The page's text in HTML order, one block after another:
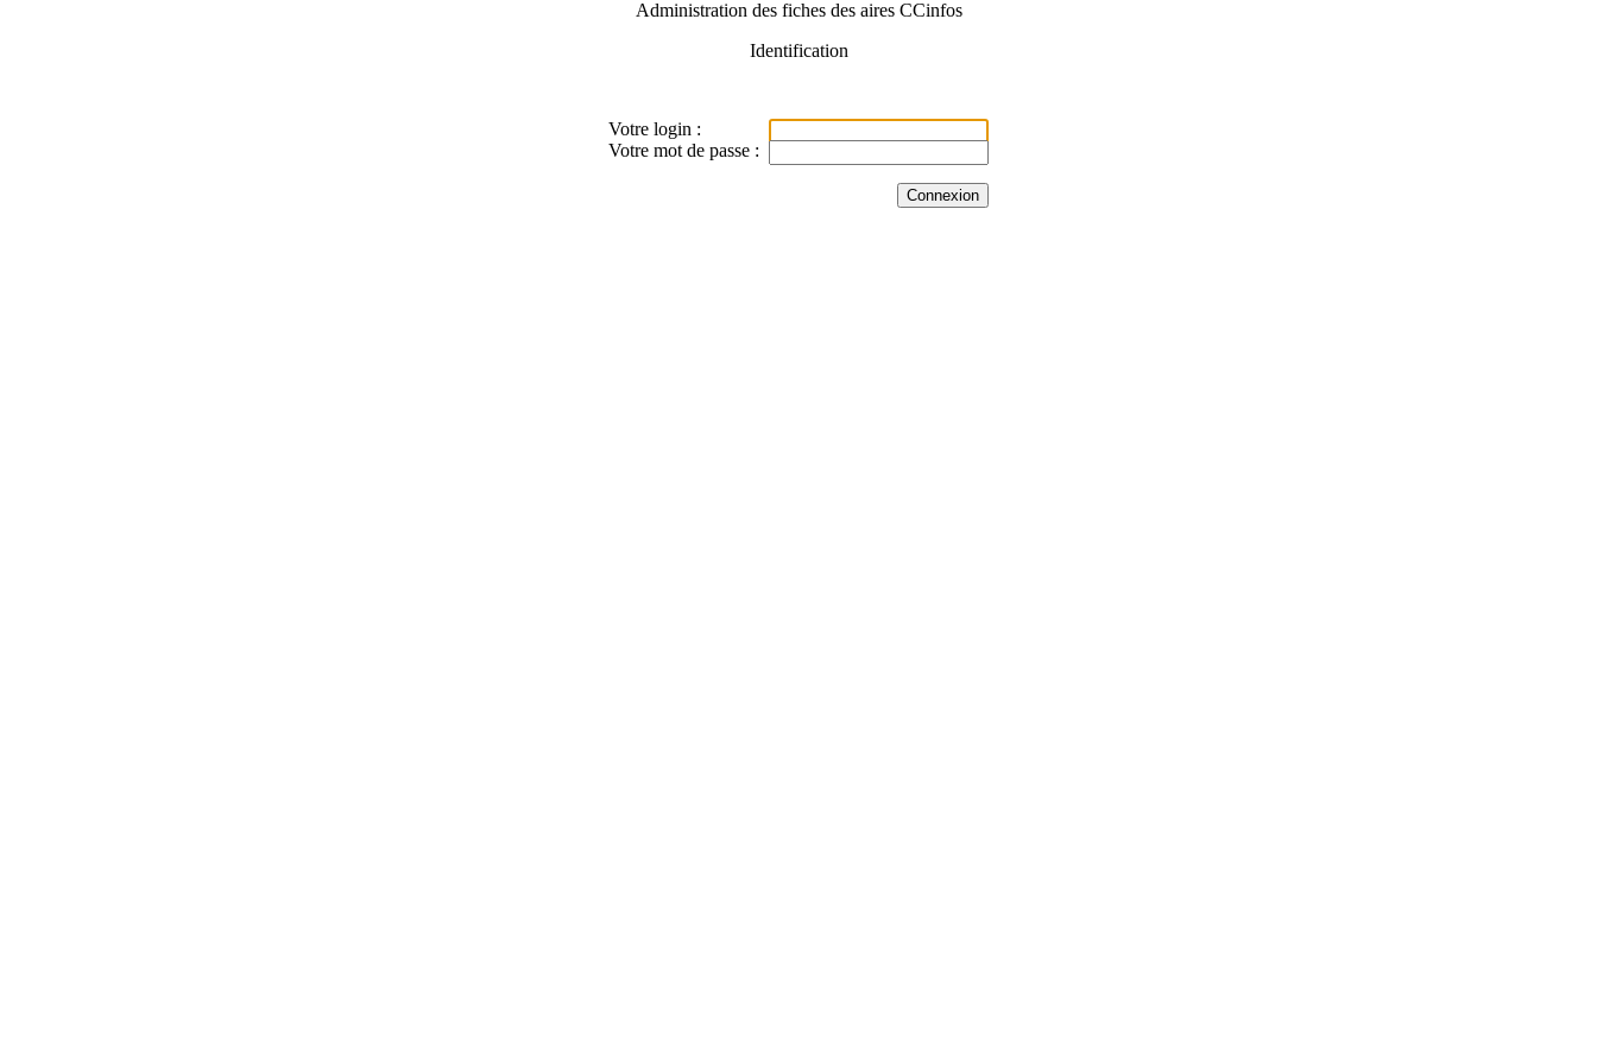
Administration des fiches des aires CCinfos
Identification
Votre login :
Votre mot de passe :